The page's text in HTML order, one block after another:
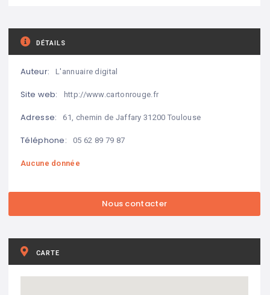
DÉTAILS
Auteur: L'annuaire digital
Site web: http://www.cartonrouge.fr
Adresse: 61, chemin de Jaffary 31200 Toulouse
Téléphone: 05 62 89 79 87
Aucune donnée
CARTE